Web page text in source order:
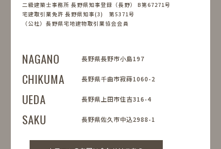
二級建築士事務所 長野県知事登録（長野） B第67271号
宅建取引業免許 長野県知事(3) 第5371号
（公社）長野県宅地建物取引業協会会員
NAGANO 長野県長野市小島197
CHIKUMA 長野県千曲市寂蒔1060-2
UEDA 長野県上田市住吉316-4
SAKU 長野県佐久市中込2988-1